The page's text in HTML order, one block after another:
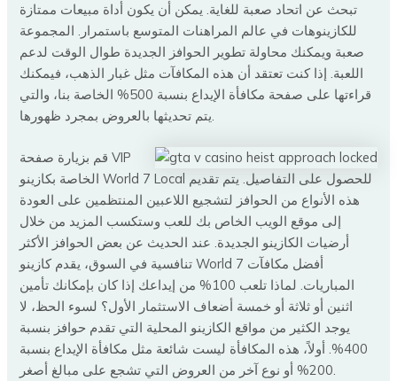
تبحث عن اتحاد صعبة للغاية. يمكن أن يكون أداة مبيعات ممتازة
للكازينوهات في عالم المراهنات المتوسع باستمرار. المجموعة
صعبة ويمكنك محاولة تطوير الحوافز الجديدة طوال الوقت لدعم
اللعبة. إذا كنت تعتقد أن هذه المكافآت مثل غبار الذهب، فيمكنك
قراءتها على صفحة مكافأة الإيداع بنسبة 500% الخاصة بنا، والتي
يتم تحديثها بالعروض بمجرد ظهورها.
قم بزيارة صفحة VIP
الخاصة بكازينو World 7 Local للحصول على التفاصيل. يتم تقديم
هذه الأنواع من الحوافز لتشجيع اللاعبين المنتظمين على العودة
إلى موقع الويب الخاص بك للعب وستكسب المزيد من خلال
أرضيات الكازينو الجديدة. عند الحديث عن بعض الحوافز الأكثر
تنافسية في السوق، يقدم كازينو World 7 أفضل مكافآت
المباريات. لماذا تلعب 100% من إيداعك إذا كان بإمكانك تأمين
اثنين أو ثلاثة أو خمسة أضعاف الاستثمار الأول؟ لسوء الحظ، لا
يوجد الكثير من مواقع الكازينو المحلية التي تقدم حوافز بنسبة
400%. أولاً، هذه المكافأة ليست شائعة مثل مكافأة الإيداع بنسبة
200% أو نوع آخر من العروض التي تشجع على مبالغ أصغر.